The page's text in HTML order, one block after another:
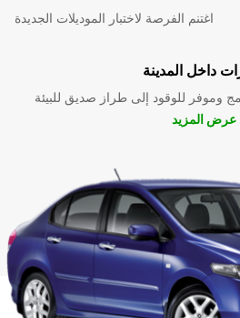
اغتنم الفرصة لاختبار الموديلات الجديدة
داخل المدينة
وموفر للوقود إلى طراز صديق للبيئة
عرض المزيد